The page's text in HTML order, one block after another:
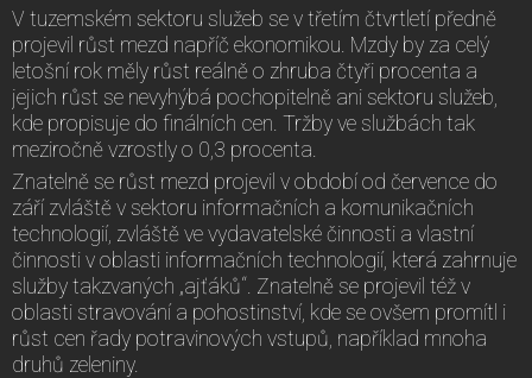
V tuzemském sektoru služeb se v třetím čtvrtletí předně
projevil růst mezd napříč ekonomikou. Mzdy by za celý
letošní rok měly růst reálně o zhruba čtyři procenta a
jejich růst se nevyhýbá pochopitelně ani sektoru služeb,
kde propisuje do finálních cen. Tržby ve službách tak
meziročně vzrostly o 0,3 procenta.
Znatelně se růst mezd projevil v období od července do
září zvláště v sektoru informačních a komunikačních
technologií, zvláště ve vydavatelské činnosti a vlastní
činnosti v oblasti informačních technologií, která zahrnuje
služby takzvaných „ajťáků“. Znatelně se projevil též v
oblasti stravování a pohostinství, kde se ovšem promítl i
růst cen řady potravinových vstupů, například mnoha
druhů zeleniny.